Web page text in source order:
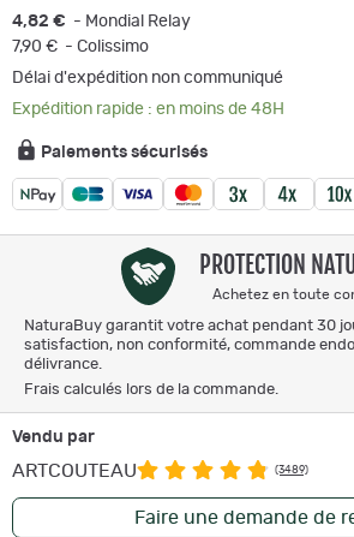
4,82 € - Mondial Relay
7,90 € - Colissimo
Délai d'expédition non communiqué
Expédition rapide : en moins de 48H
Paiements sécurisés
PROTECTION
Achetez en toute
NaturaBuy garantit votre achat pendant 30
satisfaction, non conformité, commande
délivrance.
Frais calculés lors de la commande.
Vendu par
ARTCOUTEAU (3489)
Faire une demande de